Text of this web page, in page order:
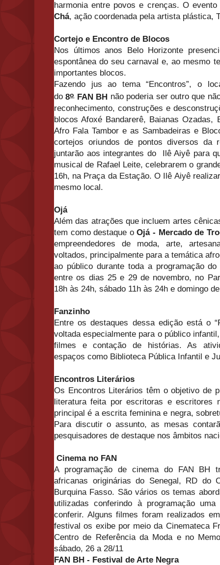
harmonia entre povos e crenças. O
Chá, ação coordenada pela artista plástica,
Cortejo e Encontro de Blocos
Nos últimos anos Belo Horizonte
espontânea do seu carnaval e, ao mesmo
importantes blocos.
Fazendo jus ao tema “Encontros”, o
do8oFAN BH não poderia ser outro que
reconhecimento, construções e
blocos Afoxé Bandarerê, Baianas Ozadas,
Afro Fala Tambor e as Sambadeiras e
cortejos oriundos de pontos diversos da
juntarão aos integrantes do Ilê Aiyê para
musical de Rafael Leite, celebrarem o
16h, na Praça da Estação. O Ilê Aiyê
mesmo local.
Ojá
Além das atrações que incluem artes
tem como destaque oOjá - Mercado de
empreendedores de moda, arte,
voltados, principalmente para a temática
ao público durante toda a programação
entre os dias 25 e 29 de novembro, no
18h às 24h, sábado 11h às 24h e domingo
Fanzinho
Entre os destaques dessa edição está o
voltada especialmente para o público
filmes e contação de histórias. As
espaços como Biblioteca Pública Infantil e
Encontros Literários
Os Encontros Literários têm o objetivo de
literatura feita por escritoras e escritores
principal é a escrita feminina e negra,
Para discutir o assunto, as mesas
pesquisadores de destaque nos âmbitos
Cinema no FAN
A programação de cinema do FAN BH
africanas originárias do Senegal, RD do
Burquina Fasso. São vários os temas
utilizadas conferindo à programação
conferir. Alguns filmes foram realizados
festival os exibe por meio da Cinemateca
Centro de Referência da Moda e no
sábado, 26 a 28/11
FAN BH - Festival de Arte Negra